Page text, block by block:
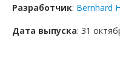
Разработчик: Bernhard
Дата выпуска: 31